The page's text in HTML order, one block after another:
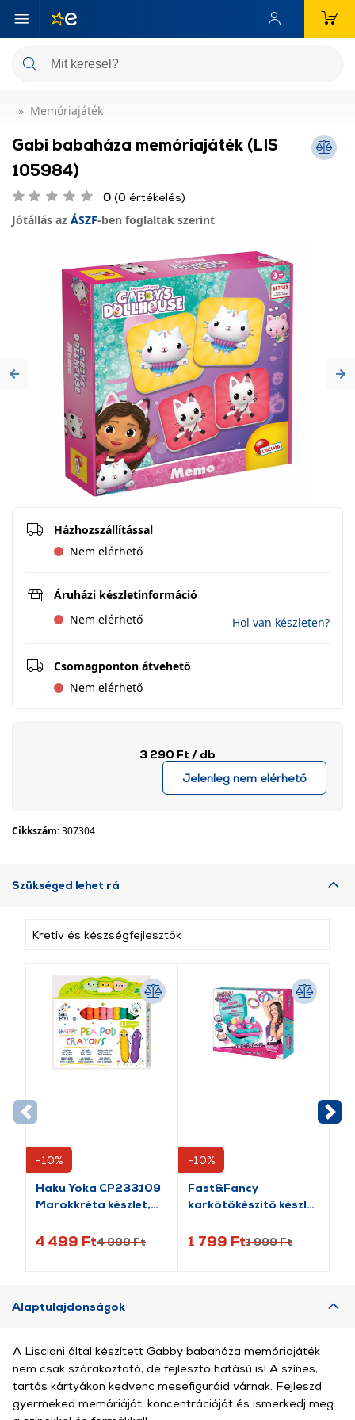
Memóriajáték
Gabi babaháza memóriajáték (LIS
105984)
0 (0 értékelés)
Jótállás az ÁSZF-ben foglaltak szerint
Previous
Házhozszállítással
Nem elérhető
Áruházi készletinformáció
Nem elérhető
Hol van készleten?
Csomagponton átvehető
Nem elérhető
3 290 Ft / db
Jelenleg nem elérhető
Cikkszám:307304
Szükséged lehet rá
Kretív és készségfejlesztők
-10%
Haku Yoka CP233109
Marokkréta készlet,
4 499 Ft4 999 Ft
-10%
Fast&Fancy
karkötőkészítő készlet
(MMBLZ103)
1 799 Ft1 999 Ft
Alaptulajdonságok
A Lisciani által készített Gabby babaháza memóriajáték
nem csak szórakoztató, de fejlesztő hatású is! A színes,
tartós kártyákon kedvenc mesefiguráid várnak. Fejleszd
gyermeked memóriáját, koncentrációját és ismerkedj meg